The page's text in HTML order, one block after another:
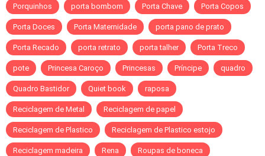
Porquinhos porta bombom Porta Chave Porta Copos
Porta Doces Porta Maternidade porta pano de prato
Porta Recado porta retrato porta talher Porta Treco
pote Princesa Caroço Princesas Príncipe quadro
Quadro Bastidor Quiet book raposa
Reciclagem de Metal Reciclagem de papel
Reciclagem de Plastico Reciclagem de Plastico estojo
Reciclagem madeira Rena Roupas de boneca